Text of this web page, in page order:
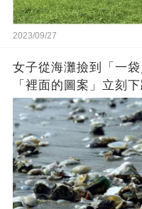
2023/09/27
女子從海灘撿到「一
「裡面的圖案」立刻